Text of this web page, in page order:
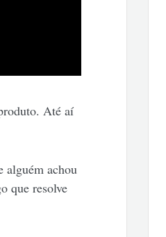
Até aí
alguém achou
que resolve